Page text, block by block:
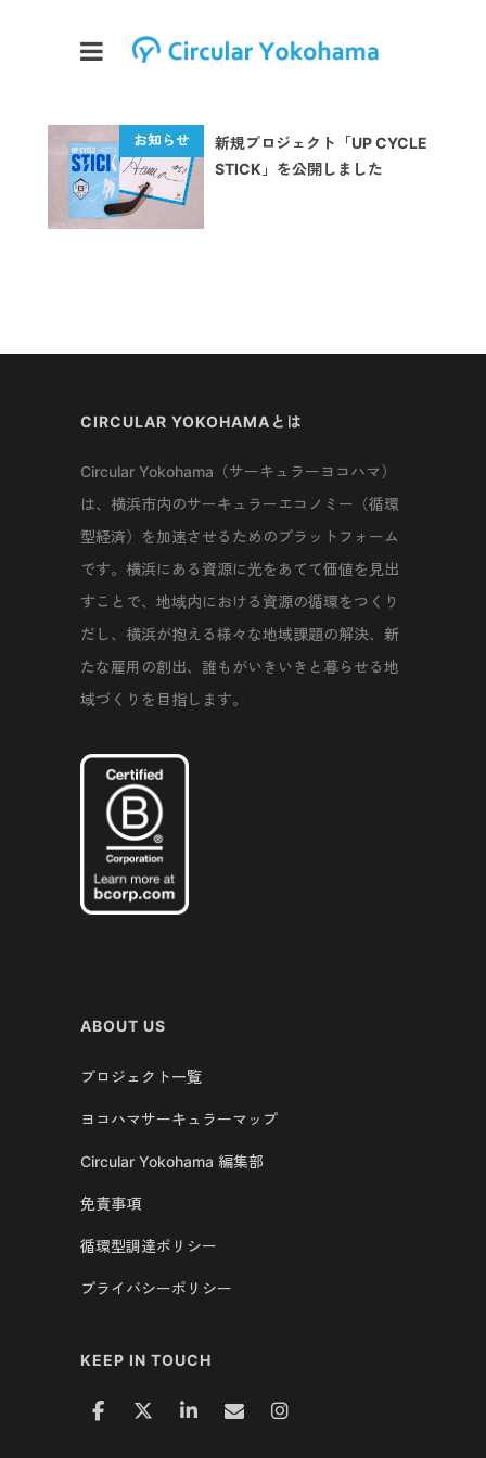
新規プロジェクト「UP CYCLE
STICK」を公開しました
CIRCULAR YOKOHAMAとは
Circular Yokohama（サーキュラーヨコハマ）
は、横浜市内のサーキュラーエコノミー（循環
型経済）を加速させるためのプラットフォーム
です。横浜にある資源に光をあてて価値を見出
すことで、地域内における資源の循環をつくり
だし、横浜が抱える様々な地域課題の解決、新
たな雇用の創出、誰もがいきいきと暮らせる地
域づくりを目指します。
ABOUT US
プロジェクト一覧
ヨコハマサーキュラーマップ
Circular Yokohama 編集部
免責事項
循環型調達ポリシー
プライバシーポリシー
KEEP IN TOUCH